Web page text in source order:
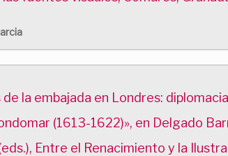
de la embajada en Londres:
(1613-1622)», en Delgado
Entre el Renacimiento y la